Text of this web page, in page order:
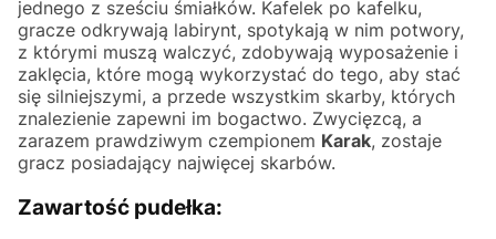
jednego z sześciu śmiałków. Kafelek po kafelku,
gracze odkrywają labirynt, spotykają w nim potwory,
z którymi muszą walczyć, zdobywają wyposażenie i
zaklęcia, które mogą wykorzystać do tego, aby stać
się silniejszymi, a przede wszystkim skarby, których
znalezienie zapewni im bogactwo. Zwycięzcą, a
zarazem prawdziwym czempionem Karak, zostaje
gracz posiadający najwięcej skarbów.
Zawartość pudełka: